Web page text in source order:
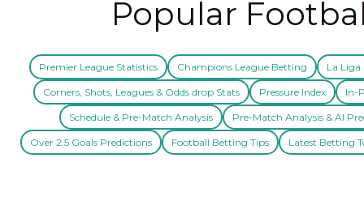
Popular
Premier League Statistics Champions League Betting La Liga
Corners, Shots, Leagues & Odds drop Stats Pressure Index In-
Schedule & Pre-Match Analysis Pre-Match Analysis & AI
Over 2.5 Goals Predictions Football Betting Tips Latest Betting